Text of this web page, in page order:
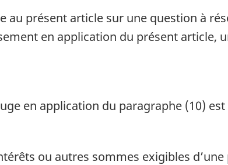
au présent article sur une question à
en application du présent article,
en application du paragraphe (10) est
ou autres sommes exigibles